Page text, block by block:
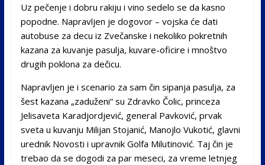
Uz pečenje i dobru rakiju i vino sedelo se da kasno
popodne. Napravljen je dogovor – vojska će dati
autobuse za decu iz Zvečanske i nekoliko pokretnih
kazana za kuvanje pasulja, kuvare-oficire i mnoštvo
drugih poklona za dečicu.
Napravljen je i scenario za sam čin sipanja pasulja, za
šest kazana „zaduženi“ su Zdravko Čolic, princeza
Jelisaveta Karadjordjević, general Pavković, prvak
sveta u kuvanju Milijan Stojanić, Manojlo Vukotić, glavni
urednik Novosti i upravnik Golfa Milutinović. Taj čin je
trebao da se dogodi za par meseci, za vreme letnjeg